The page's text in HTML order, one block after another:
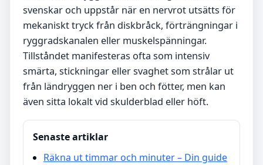
svenskar och uppstår när en nervrot utsätts för
mekaniskt tryck från diskbråck, förträngningar i
ryggradskanalen eller muskelspänningar.
Tillståndet manifesteras ofta som intensiv
smärta, stickningar eller svaghet som strålar ut
från ländryggen ner i ben och fötter, men kan
även sitta lokalt vid skulderblad eller höft.
Senaste artiklar
Räkna ut timmar och minuter – Din guide